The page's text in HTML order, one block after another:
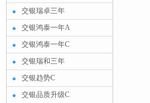
交银瑞卓三年
交银鸿泰一年A
交银鸿泰一年C
交银瑞和三年
交银趋势C
交银品质升级C